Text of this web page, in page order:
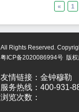
« 1
All Rights Reserved.
粤ICP备2020086994号 版
友情链接： 金钟穆勒
服务热线：400-931-
浏览次数：